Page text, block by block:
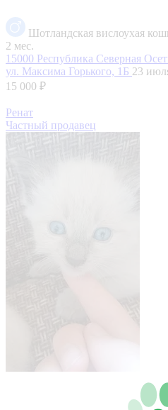
Шотландская вислоухая
2 мес.
15000 Республика Северная
ул. Максима Горького, 1Б 23
15 000 ₽
Ренат
Частный продавец